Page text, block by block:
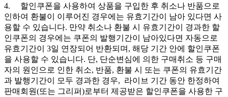
4. 할인쿠폰을 사용하여 상품을 구입한 후 취소나 반품으로
인하여 환불이 이루어진 경우에는 유효기간이 남아 있다면 사
용할 수 있습니다. 만약 취소나 환불 시 유효기간이 경과한 할
인쿠폰의 경우에는 쿠폰의 발행기간이 남아있다면 자동으로
유효기간이 3일 연장되어 반환되며, 해당 기간 안에 할인쿠폰
을 사용할 수 있습니다. 단, 단순변심에 의한 구매취소 등 구매
자의 원인으로 인한 취소, 반품, 환불 시 또는 쿠폰의 유효기간
과 발행기간이 모두 경과한 경우, 라이브 기간 동안 한정하여
판매회원(또는 그리퍼)로부터 제공받은 할인쿠폰을 사용한 구